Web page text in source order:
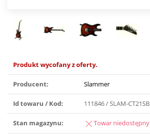
Produkt wycofany z oferty.
Producent: Slammer
Id towaru / Kod: 111846 / SLAM-CT21SB
Stan magazynu: Towar niedostępny